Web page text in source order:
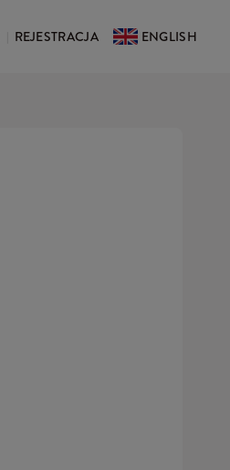
REJESTRACJA ENGLISH